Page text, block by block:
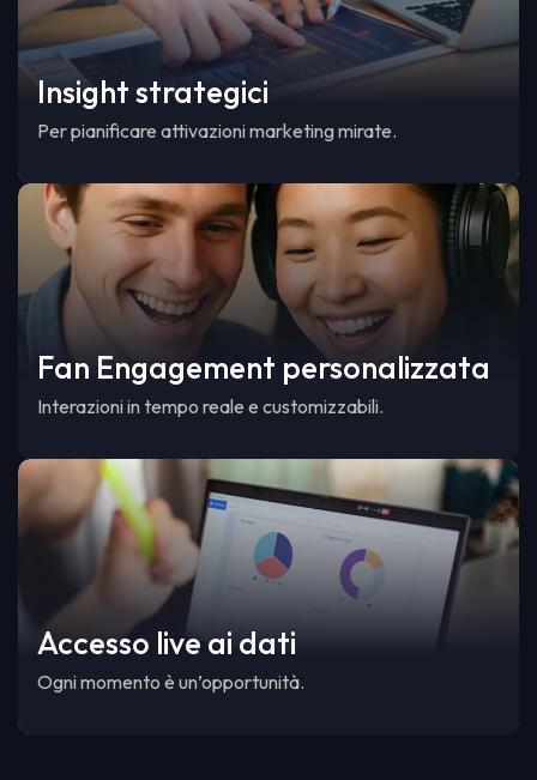
Insight strategici
Per pianificare attivazioni marketing mirate.
Fan Engagement personalizzata
Interazioni in tempo reale e customizzabili.
Accesso live ai dati
Ogni momento è un’opportunità.